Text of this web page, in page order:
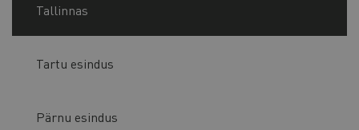
Tallinnas
Tartu esindus
Pärnu esindus